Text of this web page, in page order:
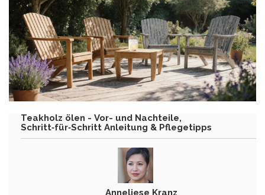
Teakholz ölen - Vor- und Nachteile,
Schritt‑für‑Schritt Anleitung & Pflegetipps
Anneliese Kranz